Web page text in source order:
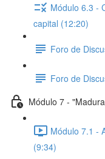
Módulo 6.3 -
capital (12:20)
Foro de
Foro de
Módulo 7 -
Módulo 7.1 -
(9:34)